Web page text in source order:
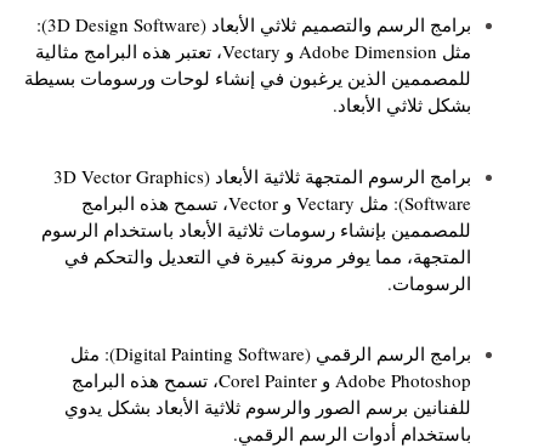
برامج الرسم والتصميم ثلاثي الأبعاد (3D Design Software):
مثل Adobe Dimension و Vectary، تعتبر هذه البرامج مثالية
للمصممين الذين يرغبون في إنشاء لوحات ورسومات بسيطة
بشكل ثلاثي الأبعاد.
برامج الرسوم المتجهة ثلاثية الأبعاد (3D Vector Graphics
Software): مثل Vectary و Vector، تسمح هذه البرامج
للمصممين بإنشاء رسومات ثلاثية الأبعاد باستخدام الرسوم
المتجهة، مما يوفر مرونة كبيرة في التعديل والتحكم في
الرسومات.
برامج الرسم الرقمي (Digital Painting Software): مثل
Adobe Photoshop و Corel Painter، تسمح هذه البرامج
للفنانين برسم الصور والرسوم ثلاثية الأبعاد بشكل يدوي
باستخدام أدوات الرسم الرقمي.